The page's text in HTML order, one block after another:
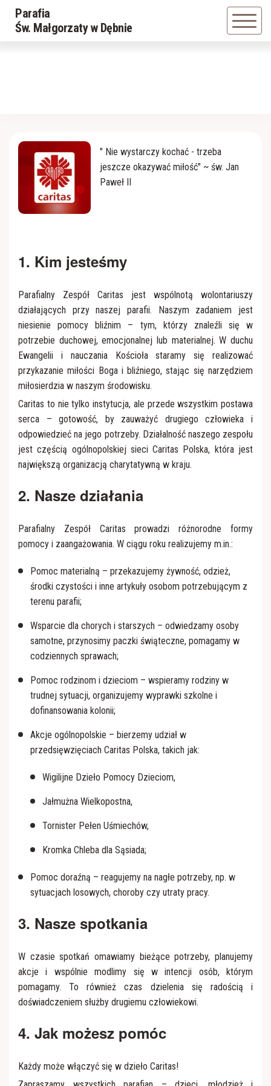
Parafia
Św. Małgorzaty w Dębnie
Kościół
Kaplica cmentarna
Grupa Młodzieżowa
Liturgiczna Służba Ołtarza
" Nie wystarczy kochać - trzeba
jeszcze okazywać miłość" ~ św. Jan
Paweł II
1. Kim jesteśmy
Parafialny Zespół Caritas jest wspólnotą wolontariuszy
działających przy naszej parafii. Naszym zadaniem jest
niesienie pomocy bliźnim – tym, którzy znaleźli się w
potrzebie duchowej, emocjonalnej lub materialnej. W duchu
Ewangelii i nauczania Kościoła staramy się realizować
przykazanie miłości Boga i bliźniego, stając się narzędziem
miłosierdzia w naszym środowisku.
Caritas to nie tylko instytucja, ale przede wszystkim postawa
serca – gotowość, by zauważyć drugiego człowieka i
odpowiedzieć na jego potrzeby. Działalność naszego zespołu
jest częścią ogólnopolskiej sieci Caritas Polska, która jest
największą organizacją charytatywną w kraju.
2. Nasze działania
Parafialny Zespół Caritas prowadzi różnorodne formy
pomocy i zaangażowania. W ciągu roku realizujemy m.in.:
Pomoc materialną – przekazujemy żywność, odzież,
środki czystości i inne artykuły osobom potrzebującym z
terenu parafii;
Wsparcie dla chorych i starszych – odwiedzamy osoby
samotne, przynosimy paczki świąteczne, pomagamy w
codziennych sprawach;
Pomoc rodzinom i dzieciom – wspieramy rodziny w
trudnej sytuacji, organizujemy wyprawki szkolne i
dofinansowania kolonii;
Akcje ogólnopolskie – bierzemy udział w
przedsięwzięciach Caritas Polska, takich jak:
Wigilijne Dzieło Pomocy Dzieciom,
Jałmużna Wielkopostna,
Tornister Pełen Uśmiechów,
Kromka Chleba dla Sąsiada;
Pomoc doraźną – reagujemy na nagłe potrzeby, np. w
sytuacjach losowych, choroby czy utraty pracy.
3. Nasze spotkania
W czasie spotkań omawiamy bieżące potrzeby, planujemy
akcje i wspólnie modlimy się w intencji osób, którym
pomagamy. To również czas dzielenia się radością i
doświadczeniem służby drugiemu człowiekowi.
4. Jak możesz pomóc
Każdy może włączyć się w dzieło Caritas!